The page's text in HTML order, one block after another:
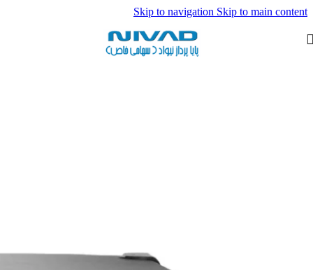
Skip to navigation Skip to main content